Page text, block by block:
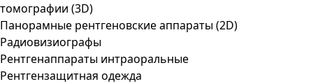
томографии (3D)
Панорамные рентгеновские аппараты (2D)
Радиовизиографы
Рентгенаппараты интраоральные
Рентгензащитная одежда